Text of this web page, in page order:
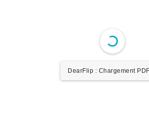
DearFlip : Chargement PDF
14% ...